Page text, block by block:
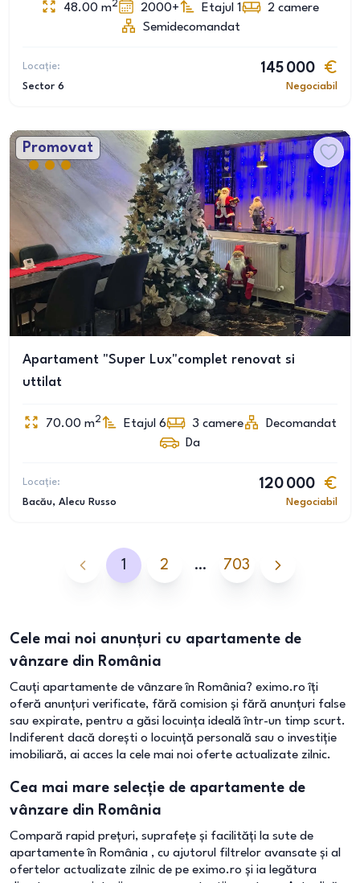
48.00 m2 2000+ Etajul 1 2 camere
Semidecomandat
Locație:
Sector 6
145 000
Negociabil
Promovat
Apartament "Super Lux"complet renovat si
uttilat
70.00 m2 Etajul 6 3 camere
Decomandat
Da
Locație:
Bacău, Alecu Russo
120 000
Negociabil
1 2 … 703
Cele mai noi anunțuri cu apartamente de
vânzare din România
Cauți apartamente de vânzare în România? eximo.ro îți
oferă anunțuri verificate, fără comision și fără anunțuri false
sau expirate, pentru a găsi locuința ideală într-un timp scurt.
Indiferent dacă dorești o locuință personală sau o investiție
imobiliară, ai acces la cele mai noi oferte actualizate zilnic.
Cea mai mare selecție de apartamente de
vânzare din România
Compară rapid prețuri, suprafețe și facilități la sute de
apartamente în România , cu ajutorul filtrelor avansate și al
ofertelor actualizate zilnic de pe eximo.ro și ia legătura